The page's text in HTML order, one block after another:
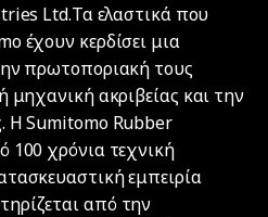
Ltd.Τα ελαστικά που
έχουν κερδίσει μια
πρωτοποριακή τους
μηχανική ακριβείας και την
Η Sumitomo Rubber
100 χρόνια τεχνική
εμπειρία
από την